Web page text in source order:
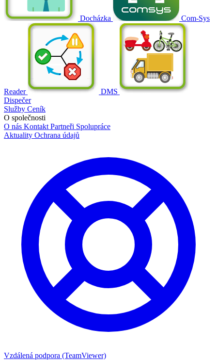
Docházka Com-Sys
Reader
DMS
Dispečer
Služby Ceník
O společnosti
O nás Kontakt Partneři Spolupráce
Aktuality Ochrana údajů
Vzdálená podpora (TeamViewer)